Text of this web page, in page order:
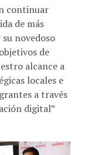
continuar
de más
novedoso
de
alcance a
locales e
a través
digital”